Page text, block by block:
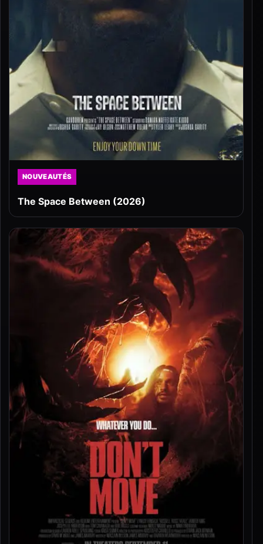
NOUVEAUTÉS
The Space Between (2026)